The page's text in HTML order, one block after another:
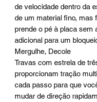
de velocidade dentro da
de um material fino, mas
prende o pé à placa sem
adicional para um
Mergulhe, Decole
Travas com estrela de
proporcionam tração
cada passo para que
mudar de direção